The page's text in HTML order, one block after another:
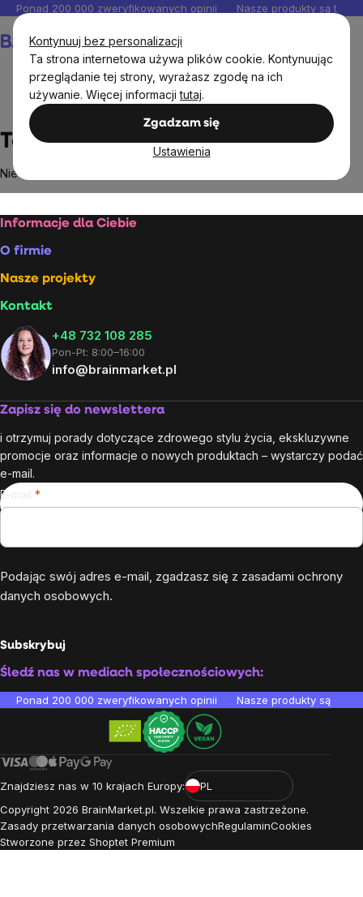
Kontynuuj bez personalizacji
Ta strona internetowa używa plików cookie. Kontynuując
przeglądanie tej strony, wyrażasz zgodę na ich
używanie. Więcej informacjitutaj.
Zgadzam się
Ustawienia
Przejść
do
treści
Ponad 200 000 zweryfikowanych opinii Nasze produkty są
Tosier Chocolatemaker
Tosier Chocolatemaker
Nie znaleziono towarów marki
Stopka
Informacje dla Ciebie
O firmie
Nasze projekty
Kontakt
+48 732 108 285
Pon-Pt: 8:00–16:00
info@brainmarket.pl
Zapisz się do newslettera
i otrzymuj porady dotyczące zdrowego stylu życia, ekskluzywne
promocje oraz informacje o nowych produktach – wystarczy podać
e-mail.
E-mail
Podając swój adres e-mail, zgadzasz się z zasadami ochrony
danych osobowych.
Subskrybuj
Śledź nas w mediach społecznościowych:
Ponad 200 000 zweryfikowanych opinii Nasze produkty są
Znajdziesz nas w 10 krajach Europy:
PL
Copyright 2026 BrainMarket.pl. Wszelkie prawa zastrzeżone.
Zasady przetwarzania danych osobowychRegulaminCookies
Stworzone przez Shoptet Premium